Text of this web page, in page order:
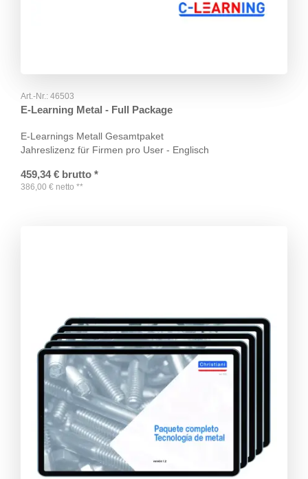
Art.-Nr.: 46503
E-Learning Metal - Full Package
E-Learnings Metall Gesamtpaket
Jahreslizenz für Firmen pro User - Englisch
459,34 € brutto *
386,00 € netto **